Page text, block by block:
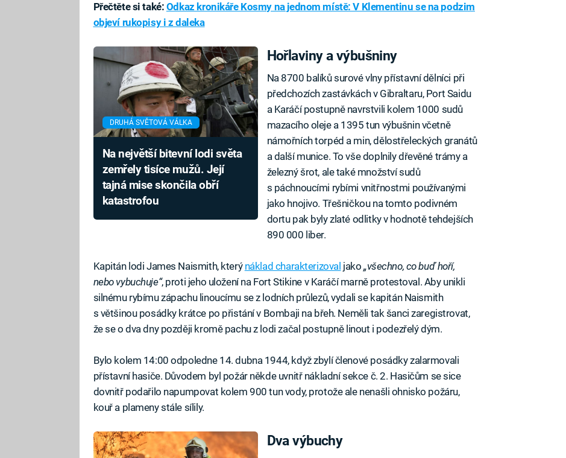
Přečtěte si také: Odkaz kronikáře Kosmy na jednom místě: V Klementinu se na podzim
objeví rukopisy i z daleka
DRUHÁ SVĚTOVÁ VÁLKA
Na největší bitevní lodi světa
zemřely tisíce mužů. Její
tajná mise skončila obří
katastrofou
Hořlaviny a výbušniny
Na 8700 balíků surové vlny přístavní dělníci při
předchozích zastávkách v Gibraltaru, Port Saidu
a Karáčí postupně navrstvili kolem 1000 sudů
mazacího oleje a 1395 tun výbušnin včetně
námořních torpéd a min, dělostřeleckých granátů
a další munice. To vše doplnily dřevěné trámy a
železný šrot, ale také množství sudů
s páchnoucími rybími vnitřnostmi používanými
jako hnojivo. Třešničkou na tomto podivném
dortu pak byly zlaté odlitky v hodnotě tehdejších
890 000 liber.
Kapitán lodi James Naismith, který náklad charakterizoval jako „všechno, co buď hoří,
nebo vybuchuje“, proti jeho uložení na Fort Stikine v Karáčí marně protestoval. Aby unikli
silnému rybímu zápachu linoucímu se z lodních průlezů, vydali se kapitán Naismith
s většinou posádky krátce po přistání v Bombaji na břeh. Neměli tak šanci zaregistrovat,
že se o dva dny později kromě pachu z lodi začal postupně linout i podezřelý dým.
Bylo kolem 14:00 odpoledne 14. dubna 1944, když zbylí členové posádky zalarmovali
přístavní hasiče. Důvodem byl požár někde uvnitř nákladní sekce č. 2. Hasičům se sice
dovnitř podařilo napumpovat kolem 900 tun vody, protože ale nenašli ohnisko požáru,
kouř a plameny stále sílily.
Dva výbuchy